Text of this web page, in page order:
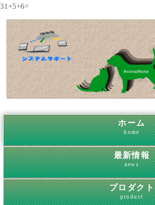
31+5+6=
ホーム
home
最新情報
news
プロダクト
product